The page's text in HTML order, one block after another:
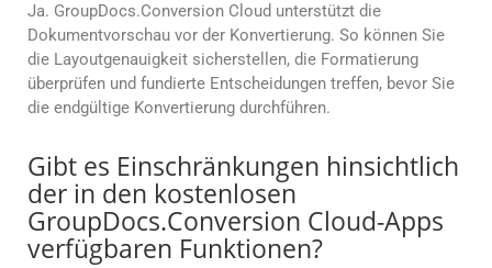
Ja. GroupDocs.Conversion Cloud unterstützt die
Dokumentvorschau vor der Konvertierung. So können Sie
die Layoutgenauigkeit sicherstellen, die Formatierung
überprüfen und fundierte Entscheidungen treffen, bevor Sie
die endgültige Konvertierung durchführen.
Gibt es Einschränkungen hinsichtlich
der in den kostenlosen
GroupDocs.Conversion Cloud-Apps
verfügbaren Funktionen?